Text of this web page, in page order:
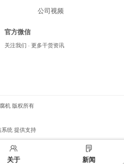
关于 新闻
公司视频
官方微信
关注我们 · 更多干货资讯
机版权所有
系统提供支持